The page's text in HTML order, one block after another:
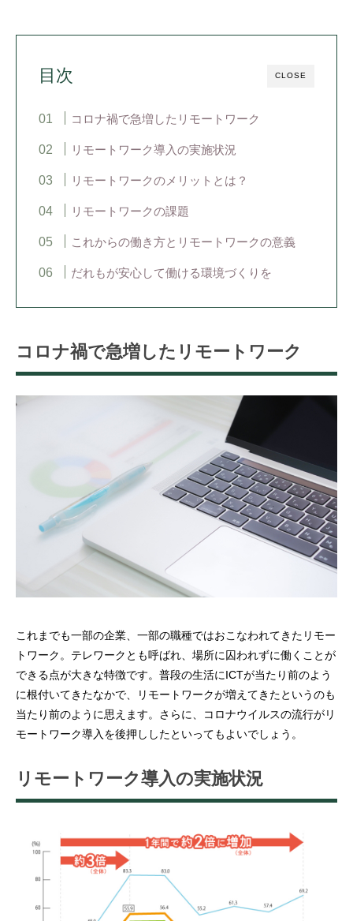
CLOSE
目次
コロナ禍で急増したリモートワーク
リモートワーク導入の実施状況
リモートワークのメリットとは？
リモートワークの課題
これからの働き方とリモートワークの意義
だれもが安心して働ける環境づくりを
コロナ禍で急増したリモートワーク
これまでも一部の企業、一部の職種ではおこなわれてきたリモー
トワーク。テレワークとも呼ばれ、場所に囚われずに働くことが
できる点が大きな特徴です。普段の生活にICTが当たり前のよう
に根付いてきたなかで、リモートワークが増えてきたというのも
当たり前のように思えます。さらに、コロナウイルスの流行がリ
モートワーク導入を後押ししたといってもよいでしょう。
リモートワーク導入の実施状況